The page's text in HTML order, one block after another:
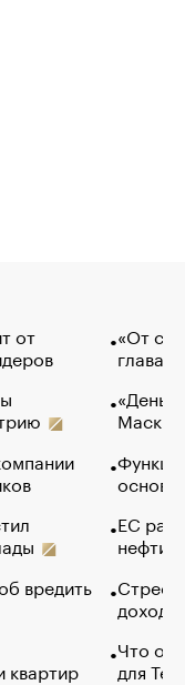
от
вредить
квартир
«От
глава
Маск в
основ
ЕС
нефти
Что
для